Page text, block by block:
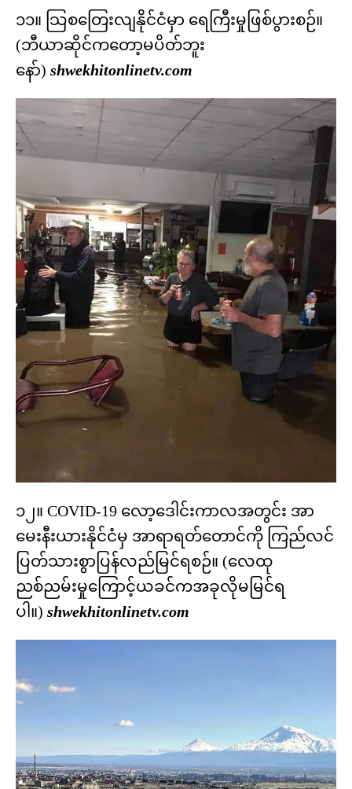
၁၁။ သြစတြေးလျနိုင်ငံမှာ ရေကြီးမှုဖြစ်ပွားစဉ်။
(ဘီယာဆိုင်ကတော့မပိတ်ဘူး
နော်) shwekhitonlinetv.com
၁၂။ COVID-19 လော့ဒေါင်းကာလအတွင်း အာ
မေးနီးယားနိုင်ငံမှ အာရာရတ်တောင်ကို ကြည်လင်
ပြတ်သားစွာပြန်လည်မြင်ရစဉ်။ (လေထု
ညစ်ညမ်းမှုကြောင့်ယခင်ကအခုလိုမမြင်ရ
ပါ။) shwekhitonlinetv.com